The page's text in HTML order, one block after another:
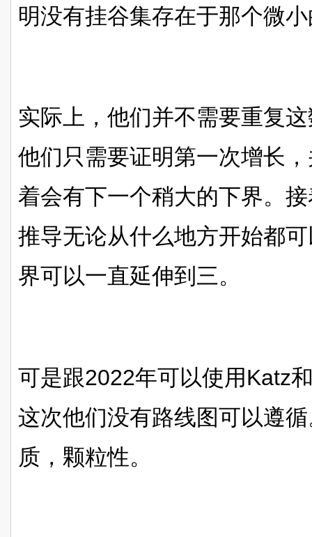
明没有挂谷集存在于那个微
实际上，他们并不需要重复
他们只需要证明第一次增长
着会有下一个稍大的下界。
推导无论从什么地方开始都
界可以一直延伸到三。
可是跟2022年可以使用Katz
这次他们没有路线图可以遵
质，颗粒性。